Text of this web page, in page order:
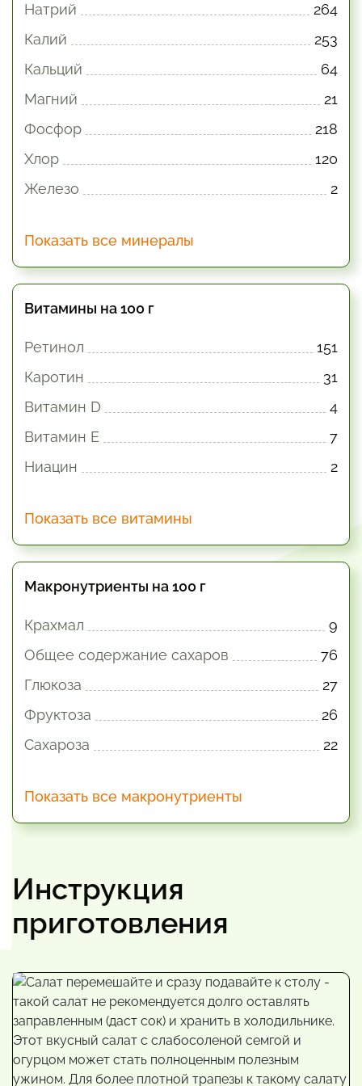
Натрий
264
Калий
253
Кальций
64
Магний
21
Фосфор
218
Хлор
120
Железо
2
Показать все минералы
Витамины на 100 г
Ретинол
151
Каротин
31
Витамин D
4
Витамин E
7
Ниацин
2
Показать все витамины
Макронутриенты на 100 г
Крахмал
9
Общее содержание сахаров
76
Глюкоза
27
Фруктоза
26
Сахароза
22
Показать все макронутриенты
Инструкция
приготовления